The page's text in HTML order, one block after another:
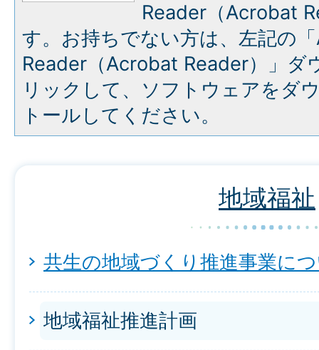
Reader（Acrobat
す。お持ちでない方は、左記の
Reader（Acrobat Reader）」ダ
リックして、ソフトウェアをダ
トールしてください。
地域福祉
共生の地域づくり推進事業に
地域福祉推進計画